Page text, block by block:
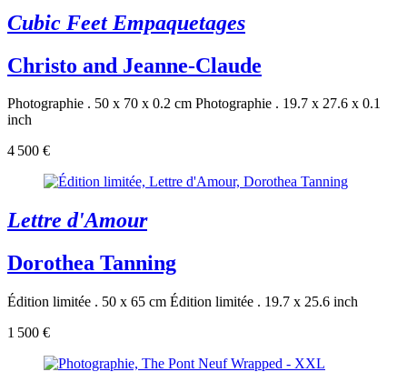
Cubic Feet Empaquetages
Christo and Jeanne-Claude
Photographie . 50 x 70 x 0.2 cm Photographie . 19.7 x 27.6 x 0.1
inch
4 500 €
Lettre d'Amour
Dorothea Tanning
Édition limitée . 50 x 65 cm Édition limitée . 19.7 x 25.6 inch
1 500 €